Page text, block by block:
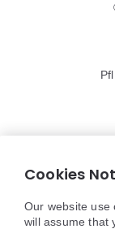
Cookies
Our website use
will assume that